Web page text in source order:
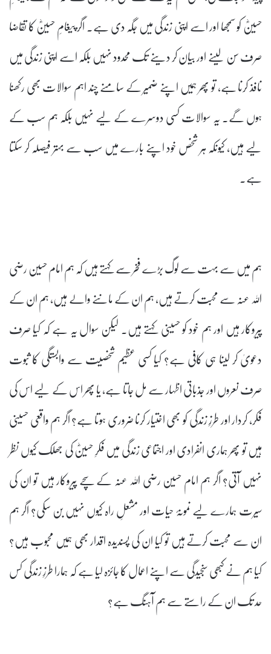
حسینؓ کو سمجھا اور اسے اپنی زندگی میں جگہ دی ہے۔ اگر پیغامِ حسینؓ کا تقاضا
صرف سن لینے اور بیان کر دینے تک محدود نہیں بلکہ اسے اپنی زندگی میں
نافذ کرنا ہے، تو پھر ہمیں اپنے ضمیر کے سامنے چند اہم سوالات بھی رکھنا
ہوں گے۔ یہ سوالات کسی دوسرے کے لیے نہیں بلکہ ہم سب کے
لیے ہیں، کیونکہ ہر شخص خود اپنے بارے میں سب سے بہتر فیصلہ کر سکتا
ہے۔
ہم میں سے بہت سے لوگ بڑے فخر سے کہتے ہیں کہ ہم امام حسین رضی
اللہ عنہ سے محبت کرتے ہیں، ہم ان کے ماننے والے ہیں، ہم ان کے
پیروکار ہیں اور ہم خود کو حسینی کہتے ہیں۔ لیکن سوال یہ ہے کہ کیا صرف
دعویٰ کر لینا ہی کافی ہے؟ کیا کسی عظیم شخصیت سے وابستگی کا ثبوت
صرف نعروں اور جذباتی اظہار سے مل جاتا ہے، یا پھر اس کے لیے اس کی
فکر، کردار اور طرزِ زندگی کو بھی اختیار کرنا ضروری ہوتا ہے؟ اگر ہم واقعی حسینی
ہیں تو پھر ہماری انفرادی اور اجتماعی زندگی میں فکرِ حسینؓ کی جھلک کیوں نظر
نہیں آتی؟ اگر ہم امام حسین رضی اللہ عنہ کے سچے پیروکار ہیں تو ان کی
سیرت ہمارے لیے نمونۂ حیات اور مشعلِ راہ کیوں نہیں بن سکی؟ اگر ہم
ان سے محبت کرتے ہیں تو کیا ان کی پسندیدہ اقدار بھی ہمیں محبوب ہیں؟
کیا ہم نے کبھی سنجیدگی سے اپنے اعمال کا جائزہ لیا ہے کہ ہمارا طرزِ زندگی کس
حد تک ان کے راستے سے ہم آہنگ ہے؟